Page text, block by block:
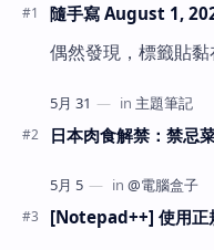
隨手寫 August 1,
偶然發現，標籤貼黏
日本肉食解禁：禁忌
[Notepad++] 使用正